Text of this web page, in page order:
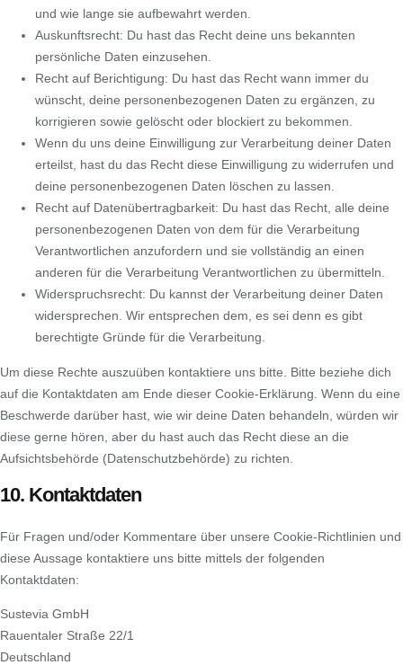
und wie lange sie aufbewahrt werden.
Auskunftsrecht: Du hast das Recht deine uns bekannten
persönliche Daten einzusehen.
Recht auf Berichtigung: Du hast das Recht wann immer du
wünscht, deine personenbezogenen Daten zu ergänzen, zu
korrigieren sowie gelöscht oder blockiert zu bekommen.
Wenn du uns deine Einwilligung zur Verarbeitung deiner Daten
erteilst, hast du das Recht diese Einwilligung zu widerrufen und
deine personenbezogenen Daten löschen zu lassen.
Recht auf Datenübertragbarkeit: Du hast das Recht, alle deine
personenbezogenen Daten von dem für die Verarbeitung
Verantwortlichen anzufordern und sie vollständig an einen
anderen für die Verarbeitung Verantwortlichen zu übermitteln.
Widerspruchsrecht: Du kannst der Verarbeitung deiner Daten
widersprechen. Wir entsprechen dem, es sei denn es gibt
berechtigte Gründe für die Verarbeitung.
Um diese Rechte auszuüben kontaktiere uns bitte. Bitte beziehe dich
auf die Kontaktdaten am Ende dieser Cookie-Erklärung. Wenn du eine
Beschwerde darüber hast, wie wir deine Daten behandeln, würden wir
diese gerne hören, aber du hast auch das Recht diese an die
Aufsichtsbehörde (Datenschutzbehörde) zu richten.
10. Kontaktdaten
Für Fragen und/oder Kommentare über unsere Cookie-Richtlinien und
diese Aussage kontaktiere uns bitte mittels der folgenden
Kontaktdaten:
Sustevia GmbH
Rauentaler Straße 22/1
Deutschland